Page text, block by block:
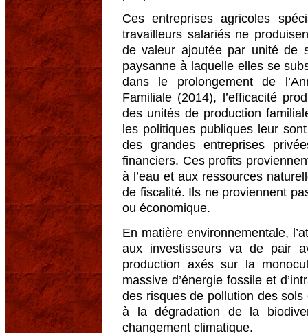
Ces entreprises agricoles
travailleurs salariés ne
de valeur ajoutée par unité de
paysanne à laquelle elles se
dans le prolongement de
Familiale (2014), l’efficacité
des unités de production
les politiques publiques leur
des grandes entreprises
financiers. Ces profits
à l’eau et aux ressources
de fiscalité. Ils ne proviennent
ou économique.
En matière environnementale,
aux investisseurs va de pair
production axés sur la
massive d’énergie fossile et
des risques de pollution des
à la dégradation de la
changement climatique.